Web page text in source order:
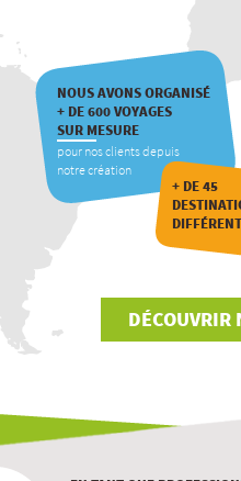
NOUS AVONS ORGANISÉ
+ DE 600 VOYAGES
SUR MESURE
pour nos clients depuis
notre création
+ DE 45
DÉCOUVRIR